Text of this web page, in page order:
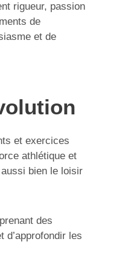
rigueur, passion
de
et de
et exercices
athlétique et
bien le loisir
des
les